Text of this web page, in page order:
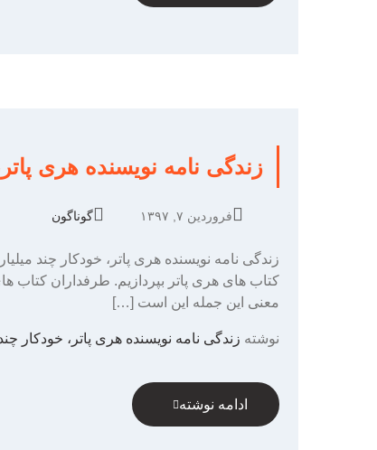
زندگی نامه نویسنده هری
فروردین ۷, ۱۳۹۷ گوناگون
زندگی نامه نویسنده هری پاتر، خودکار چند
کتاب های هری پاتر بپردازیم. طرفداران کتاب
معنی این جمله این است […]
نوشته زندگی نامه نویسنده هری پاتر، خودکار
ادامه نوشته